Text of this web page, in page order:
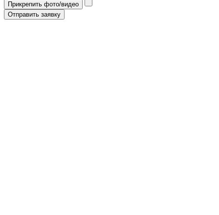
Прикрепить фото/видео
Отправить заявку